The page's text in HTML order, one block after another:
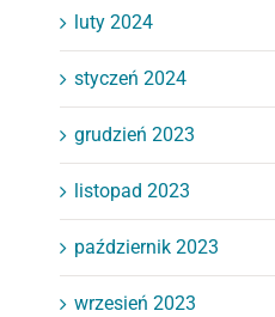
luty 2024
styczeń 2024
grudzień 2023
listopad 2023
październik 2023
wrzesień 2023